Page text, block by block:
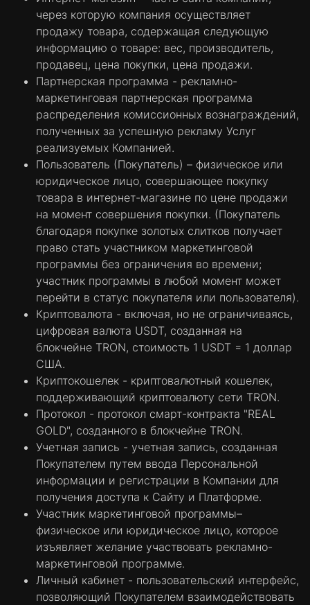
через которую компания осуществляет
продажу товара, содержащая следующую
информацию о товаре: вес, производитель,
продавец, цена покупки, цена продажи.
Партнерская программа - рекламно-
маркетинговая партнерская программа
распределения комиссионных вознаграждений,
полученных за успешную рекламу Услуг
реализуемых Компанией.
Пользователь (Покупатель) – физическое или
юридическое лицо, совершающее покупку
товара в интернет-магазине по цене продажи
на момент совершения покупки. (Покупатель
благодаря покупке золотых слитков получает
право стать участником маркетинговой
программы без ограничения во времени;
участник программы в любой момент может
перейти в статус покупателя или пользователя).
Криптовалюта - включая, но не ограничиваясь,
цифровая валюта USDT, созданная на
блокчейне TRON, стоимость 1 USDT = 1 доллар
США.
Криптокошелек - криптовалютный кошелек,
поддерживающий криптовалюту сети TRON.
Протокол - протокол смарт-контракта "REAL
GOLD", созданного в блокчейне TRON.
Учетная запись - учетная запись, созданная
Покупателем путем ввода Персональной
информации и регистрации в Компании для
получения доступа к Сайту и Платформе.
Участник маркетинговой программы–
физическое или юридическое лицо, которое
изъявляет желание участвовать рекламно-
маркетинговой программе.
Личный кабинет - пользовательский интерфейс,
позволяющий Покупателем взаимодействовать